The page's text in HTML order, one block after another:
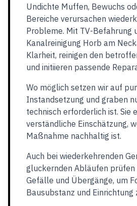
Undichte Muffen, Bewuchs
Bereiche verursachen
Probleme. Mit TV-Befahrung
Kanalreinigung Horb am
Klarheit, reinigen den
und initiieren passende
Wo möglich setzen wir auf
Instandsetzung und graben
technisch erforderlich ist. Sie
verständliche Einschätzung,
Maßnahme nachhaltig ist.
Auch bei wiederkehrenden
gluckernden Abläufen
Gefälle und Übergänge, um
Bausubstanz und Einrichtung